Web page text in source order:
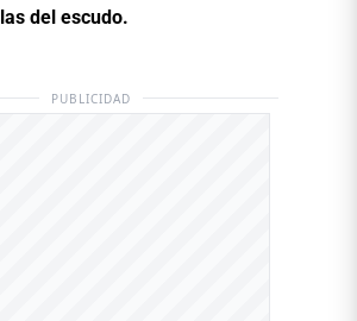
del escudo.
PUBLICIDAD